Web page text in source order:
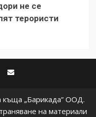
не се
терористи
„Барикада” ООД.
на материали